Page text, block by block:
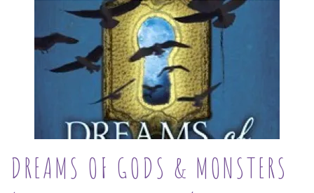
DREAMS OF GODS & MONSTERS